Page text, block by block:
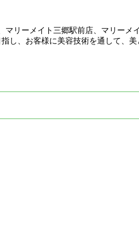
マリーメイト三郷駅前店、マリー
し、お客様に美容技術を通して、美